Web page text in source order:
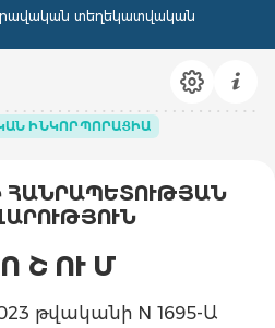
տեղեկատվական
ԻՆԿՈՐՊՈՐԱՑԻԱ
ՀԱՆՐԱՊԵՏՈՒԹՅԱՆ
Շ ՈՒ Մ
թվականի N 1695-Ա